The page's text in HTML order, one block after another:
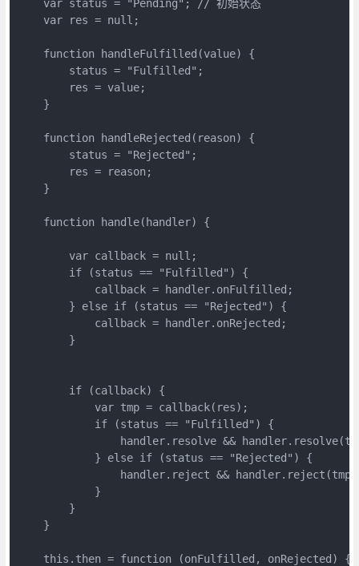
    var status = "Pending"; // 初始状态
    var res = null;
    function handleFulfilled(value) {
        status = "Fulfilled";
        res = value;
    }
    function handleRejected(reason) {
        status = "Rejected";
        res = reason;
    }
    function handle(handler) {
        var callback = null;
        if (status == "Fulfilled") {
            callback = handler.onFulfilled;
        } else if (status == "Rejected") {
            callback = handler.onRejected;
        }
        if (callback) {
            var tmp = callback(res);
            if (status == "Fulfilled") {
handler.resolve &&
            } else if (status == "Rejected") {
handler.reject &&
            }
        }
    }
    this.then = function (onFulfilled, onRejected) {